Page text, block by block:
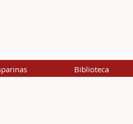
Biblioteca